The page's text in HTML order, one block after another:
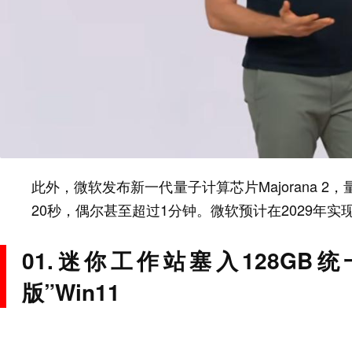
此外，微软发布新一代量子计算芯片Majorana 2
20秒，偶尔甚至超过1分钟。微软预计在2029年实
01.迷你工作站塞入128GB
版”Win11